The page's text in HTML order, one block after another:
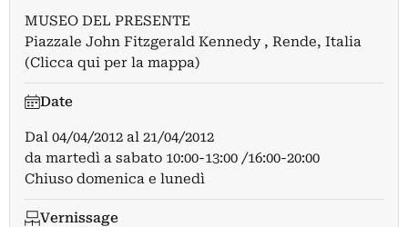
MUSEO DEL PRESENTE
Piazzale John Fitzgerald Kennedy , Rende, Italia
(Clicca qui per la mappa)
Date
Dal 04/04/2012 al 21/04/2012
da martedì a sabato 10:00-13:00 /16:00-20:00
Chiuso domenica e lunedì
Vernissage